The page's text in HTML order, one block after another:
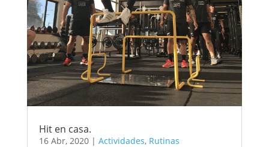
Hit en casa.
16 Abr, 2020| Actividades, Rutinas